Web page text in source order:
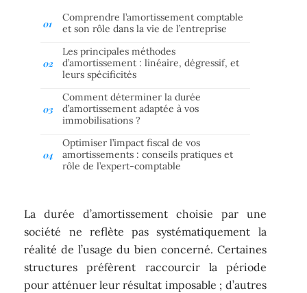
Comprendre l’amortissement comptable
et son rôle dans la vie de l’entreprise
Les principales méthodes
d’amortissement : linéaire, dégressif, et
leurs spécificités
Comment déterminer la durée
d’amortissement adaptée à vos
immobilisations ?
Optimiser l’impact fiscal de vos
amortissements : conseils pratiques et
rôle de l’expert-comptable
La durée d’amortissement choisie par une
société ne reflète pas systématiquement la
réalité de l’usage du bien concerné. Certaines
structures préfèrent raccourcir la période
pour atténuer leur résultat imposable ; d’autres